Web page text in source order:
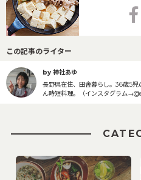
この記事のライター
by 神社あゆ
長野県在住、田舎暮らし。36歳5
ん時短料理。（インスタグラム